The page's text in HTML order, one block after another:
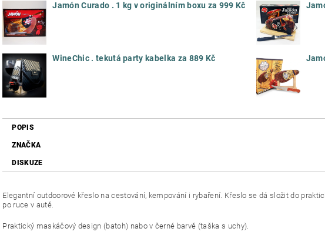
Jamón Curado . 1 kg v originálním boxu za 999 Kč
WineChic . tekutá party kabelka za 889 Kč
POPIS
ZNAČKA
DISKUZE
Elegantní outdoorové křeslo na cestování, kempování i rybaření. Křeslo se dá složit do
po ruce v autě.
Praktický maskáčový design (batoh) nabo v černé barvě (taška s uchy).